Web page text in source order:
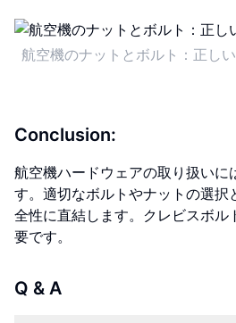
航空機のナットとボルト：正し
Conclusion:
航空機ハードウェアの取り扱いに
す。適切なボルトやナットの選択
全性に直結します。クレビスボル
要です。
Q & A